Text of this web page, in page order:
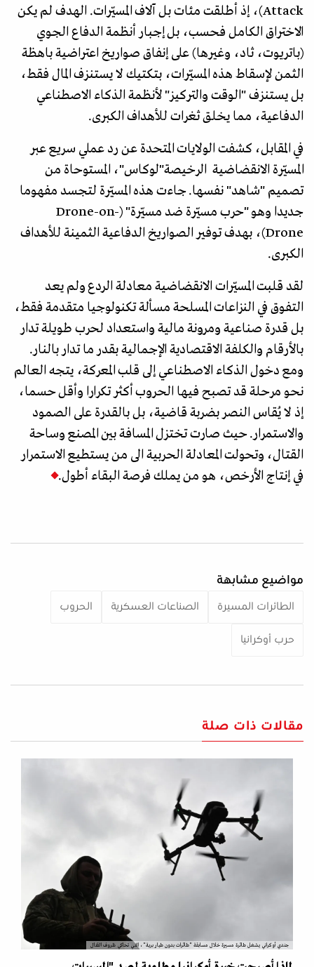
Attack)، إذ أطلقت مئات بل آلاف المسيّرات. الهدف لم يكن
الاختراق الكامل فحسب، بل إجبار أنظمة الدفاع الجوي
(باتريوت، ثاد، وغيرها) على إنفاق صواريخ اعتراضية باهظة
الثمن لإسقاط هذه المسيّرات، بتكتيك لا يستنزف المال فقط،
بل يستنزف "الوقت والتركيز" لأنظمة الذكاء الاصطناعي
الدفاعية، مما يخلق ثغرات للأهداف الكبرى.
في المقابل، كشفت الولايات المتحدة عن رد عملي سريع عبر
المسيّرة الانقضاضية الرخيصة"لوكاس"، المستوحاة من
تصميم "شاهد" نفسها. جاءت هذه المسيّرة لتجسد مفهوما
جديدا وهو "حرب مسيّرة ضد مسيّرة" (Drone-on-
Drone)، بهدف توفير الصواريخ الدفاعية الثمينة للأهداف
الكبرى.
لقد قلبت المسيّرات الانقضاضية معادلة الردع ولم يعد
التفوق في النزاعات المسلحة مسألة تكنولوجيا متقدمة فقط،
بل قدرة صناعية ومرونة مالية واستعداد لحرب طويلة تدار
بالأرقام والكلفة الاقتصادية الإجمالية بقدر ما تدار بالنار.
ومع دخول الذكاء الاصطناعي إلى قلب المعركة، يتجه العالم
نحو مرحلة قد تصبح فيها الحروب أكثر تكرارا وأقل حسما،
إذ لا يُقاس النصر بضربة قاضية، بل بالقدرة على الصمود
والاستمرار. حيث صارت تختزل المسافة بين المصنع وساحة
القتال، وتحولت المعادلة الحربية الى من يستطيع الاستمرار
في إنتاج الأرخص، هو من يملك فرصة البقاء أطول.
مواضيع مشابهة
الطائرات المسيرة الصناعات العسكرية الحروب
حرب أوكرانيا
مقالات ذات صلة
جندي أوكراني يشغل طائرة مسيرة خلال مسابقة "طائرات بدون طيار برية"، التي تحاكي ظروف القتال